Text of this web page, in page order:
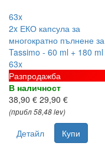
63x
2x ЕКО капсула за
многократно пълнене за
Tassimo - 60 ml + 180 ml
63x
Разпродажба
В наличност
38,90 € 29,90 €
(прибл 58,48 lev)
Детайл Купи